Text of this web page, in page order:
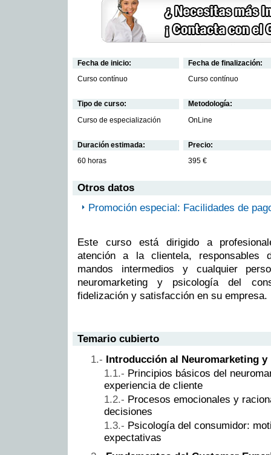
Fecha de inicio:
Curso contínuo
Fecha de finalización:
Curso contínuo
Tipo de curso:
Curso de especialización
Metodología:
OnLine
Duración estimada:
60 horas
Precio:
395 €
Otros datos
Promoción especial: Facilidades de
Este curso está dirigido a
atención a la clientela, responsables
mandos intermedios y cualquier
neuromarketing y psicología del
fidelización y satisfacción en su empresa.
Temario cubierto
Introducción al Neuromarketing
Principios básicos del
experiencia de cliente
Procesos emocionales y
decisiones
Psicología del consumidor:
expectativas